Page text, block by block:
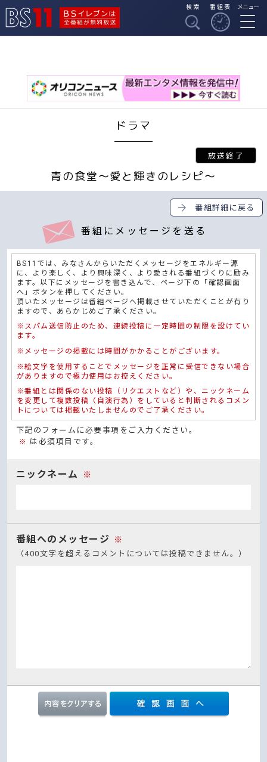
BSイレブンは全番組
検索 番組表 メニュー
ドラマ
青の食堂～愛と輝きのレシピ～
番組詳細に戻る
番組にメッセージを送る
BS11では、みなさんからいただくメッセージをエネルギー源
に、より楽しく、より興味深く、より愛される番組づくりに励み
ます。以下にメッセージを書き込んで、ページ下の「確認画面
へ」ボタンを押してください。
頂いたメッセージは番組ページへ掲載させていただくことが有り
ますので、あらかじめご了承ください。
※スパム送信防止のため、連続投稿に一定時間の制限を設けてい
ます。
※メッセージの掲載には時間がかかることがございます。
※絵文字を使用することでメッセージを正常に受信できない場合
がありますので極力使用はお控えください。
※番組とは関係のない投稿（リクエストなど）や、ニックネーム
を変更して複数投稿（自演行為）をしていると判断されるコメン
トについては掲載いたしませんのでご了承ください。
下記のフォームに必要事項をご入力ください。
※ は必須項目です。
ニックネーム ※
番組へのメッセージ ※
（400文字を超えるコメントについては投稿できません。）